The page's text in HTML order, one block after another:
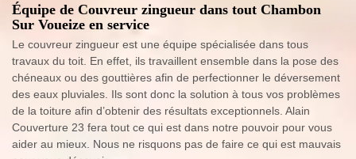
Équipe de Couvreur zingueur dans tout Chambon
Sur Voueize en service
Le couvreur zingueur est une équipe spécialisée dans tous
travaux du toit. En effet, ils travaillent ensemble dans la pose des
chéneaux ou des gouttières afin de perfectionner le déversement
des eaux pluviales. Ils sont donc la solution à tous vos problèmes
de la toiture afin d’obtenir des résultats exceptionnels. Alain
Couverture 23 fera tout ce qui est dans notre pouvoir pour vous
aider au mieux. Nous ne risquons pas de faire ce qui est mauvais